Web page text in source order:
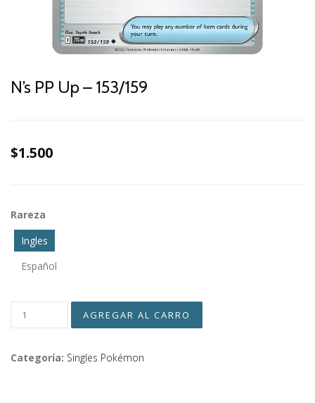
N’s PP Up – 153/159
$1.500
Rareza
Ingles
Español
Categoría: Singles Pokémon